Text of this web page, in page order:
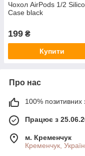
Чохол AirPods 1/2
Case black
199 ₴
Купити
Про нас
100% позитивних
Працює з
м. Кременчук
Кременчук,